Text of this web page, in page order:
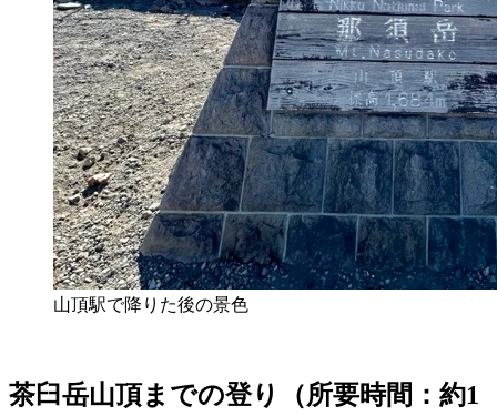
山頂駅で降りた後の景色
茶臼岳山頂までの登り（所要時間：約1